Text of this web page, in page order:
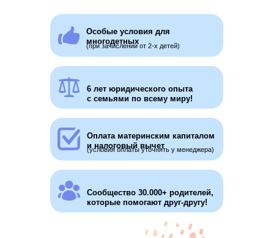
6 лет юридического опыта
с семьями по всему миру!
Особые условия для
многодетных
Оплата материнским капиталом
и налоговый вычет
Сообщество 30.000+ родителей,
которые помогают друг-другу!
(условия оплаты уточнять у менеджера)
(при зачислении от 2-х детей)
Анастасия Калмыкова
детей на СО, которые учатся и
аттестуются с "СОтворчеством"!